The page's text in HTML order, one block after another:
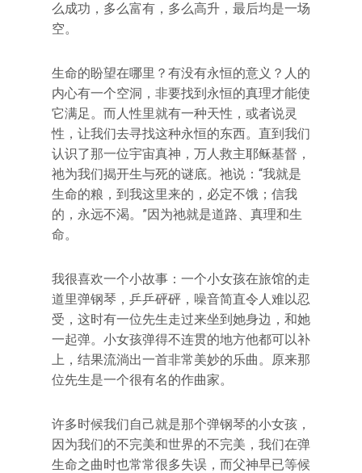
么成功，多么富有，多么高升，最后均是一场
空。
生命的盼望在哪里？有没有永恒的意义？人的
内心有一个空洞，非要找到永恒的真理才能使
它满足。而人性里就有一种天性，或者说灵
性，让我们去寻找这种永恒的东西。直到我们
认识了那一位宇宙真神，万人救主耶稣基督，
祂为我们揭开生与死的谜底。祂说：“我就是
生命的粮，到我这里来的，必定不饿；信我
的，永远不渴。”因为祂就是道路、真理和生
命。
我很喜欢一个小故事：一个小女孩在旅馆的走
道里弹钢琴，乒乒砰砰，噪音简直令人难以忍
受，这时有一位先生走过来坐到她身边，和她
一起弹。小女孩弹得不连贯的地方他都可以补
上，结果流淌出一首非常美妙的乐曲。原来那
位先生是一个很有名的作曲家。
许多时候我们自己就是那个弹钢琴的小女孩，
因为我们的不完美和世界的不完美，我们在弹
生命之曲时也常常很多失误，而父神早已等候